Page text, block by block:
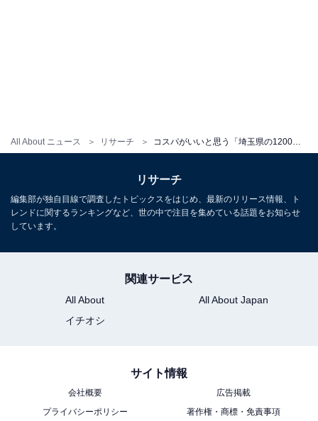
All About ニュース リサーチ
リサーチ
編集部が独自目線で調査したトピックスをはじめ、最新のリリース情報、ト
レンドに関するランキングなど、世の中で注目を集めている話題をお知らせ
しています。
関連サービス
All About
All About Japan
イチオシ
サイト情報
会社概要
広告掲載
プライバシーポリシー
著作権・商標・免責事項